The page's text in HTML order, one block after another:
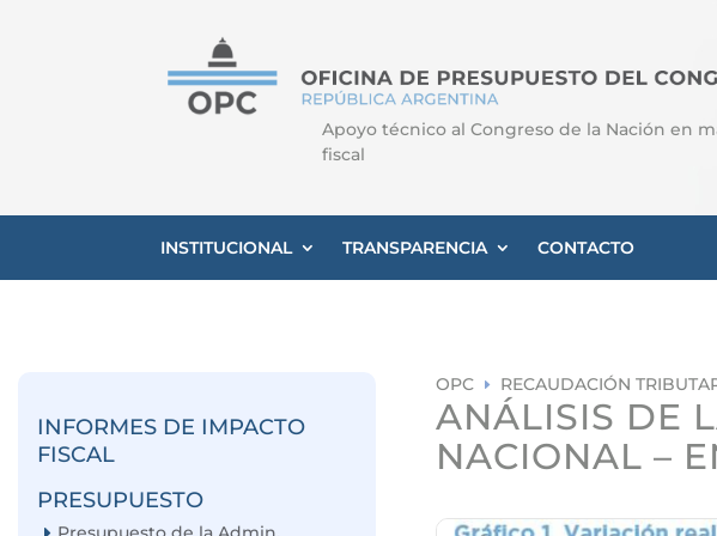
Apoyo técnico al Congreso de la Nación en
fiscal
INSTITUCIONAL TRANSPARENCIA CONTACTO
INFORMES DE IMPACTO
FISCAL
PRESUPUESTO
OPC E RECAUDACIÓN
ANÁLISIS DE
NACIONAL –